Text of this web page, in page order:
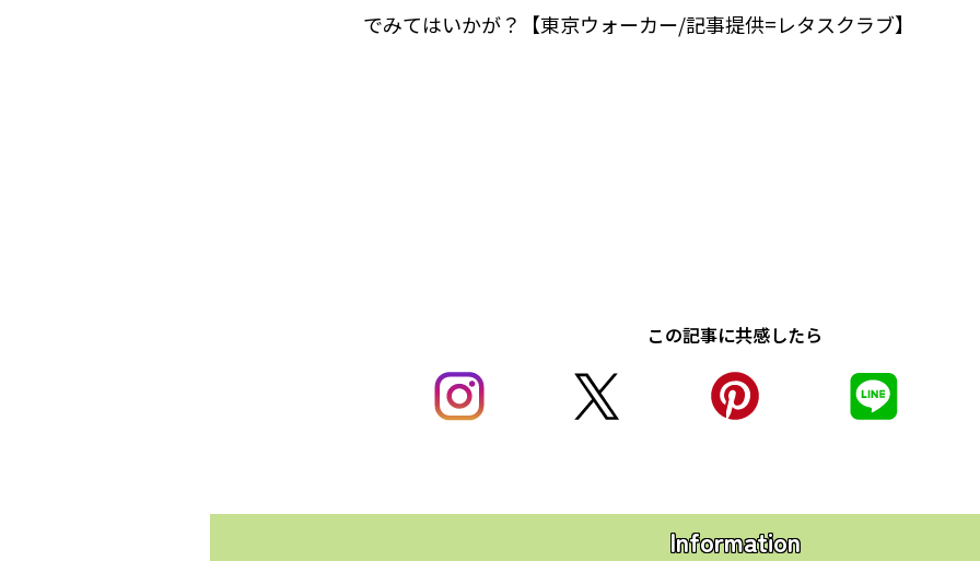
でみてはいかが？【東京ウォーカー/記事提供=レタスクラブ】
この記事に共感したら
Information